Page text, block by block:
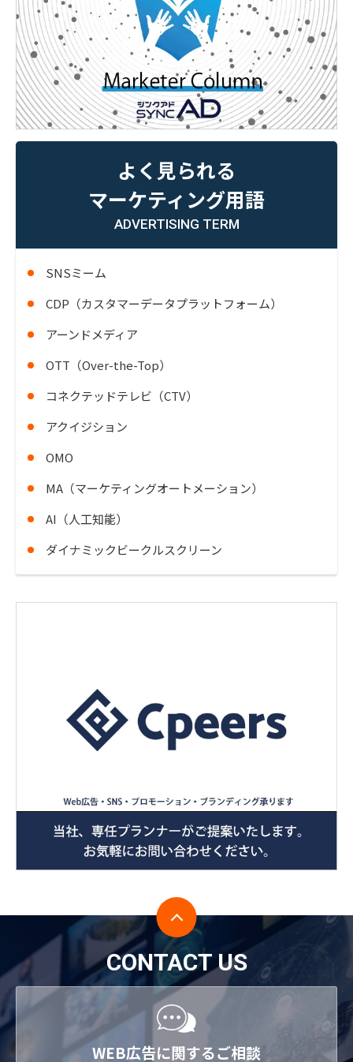
よく見られる
マーケティング用語
ADVERTISING TERM
SNSミーム
CDP（カスタマーデータプラットフォーム）
アーンドメディア
OTT（Over-the-Top）
コネクテッドテレビ（CTV）
アクイジション
OMO
MA（マーケティングオートメーション）
AI（人工知能）
ダイナミックビークルスクリーン
CONTACT US
WEB広告に関するご相談